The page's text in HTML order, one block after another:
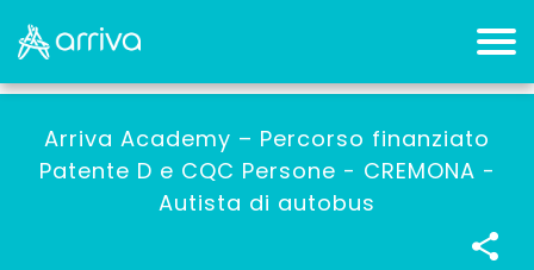
Arriva Academy – Percorso finanziato
Patente D e CQC Persone - CREMONA -
Autista di autobus